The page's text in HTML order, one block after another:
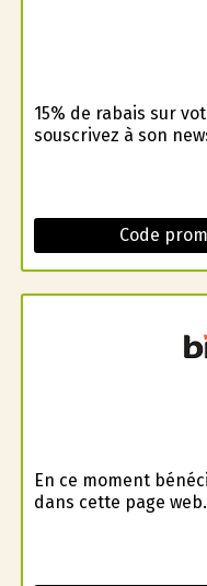
15% de rabais sur
souscrivez à son
Code
En ce moment
dans cette page web.